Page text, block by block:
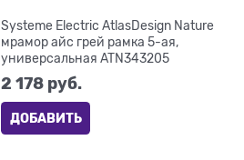
Systeme Electric AtlasDesign Nature
мрамор айс грей рамка 5-ая,
универсальная ATN343205
2 178 руб.
ДОБАВИТЬ